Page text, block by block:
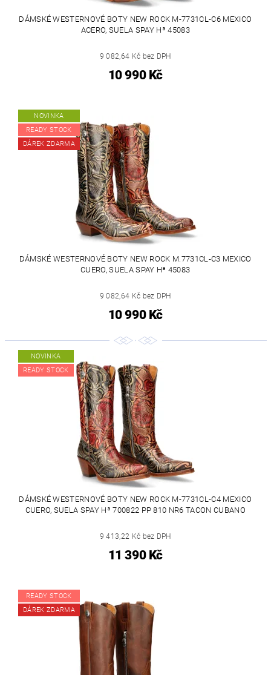
DÁMSKÉ WESTERNOVÉ BOTY NEW ROCK M-7731CL-C6 MEXICO
ACERO, SUELA SPAY Hª 45083
9 082,64 Kč bez DPH
10 990 Kč
NOVINKA
READY STOCK
DÁREK ZDARMA
DÁMSKÉ WESTERNOVÉ BOTY NEW ROCK M.7731CL-C3 MEXICO
CUERO, SUELA SPAY Hª 45083
9 082,64 Kč bez DPH
10 990 Kč
NOVINKA
READY STOCK
DÁMSKÉ WESTERNOVÉ BOTY NEW ROCK M-7731CL-C4 MEXICO
CUERO, SUELA SPAY Hª 700822 PP 810 NR6 TACON CUBANO
9 413,22 Kč bez DPH
11 390 Kč
READY STOCK
DÁREK ZDARMA